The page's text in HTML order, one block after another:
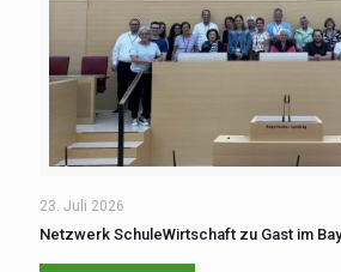
23. Juli 2026
Netzwerk SchuleWirtschaft zu Gast im